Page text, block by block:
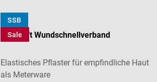
SSB
Sale
URGO
Urgosoft Wundschnellverband
Elastisches Pflaster für empfindliche Haut
als Meterware